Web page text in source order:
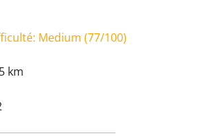
Medium (77/100)
km